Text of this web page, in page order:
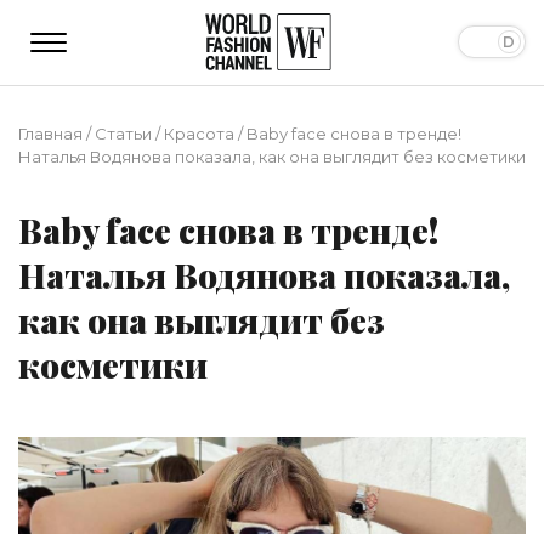
Главная /Статьи /Красота /Baby face снова в тренде!
Наталья Водянова показала, как она выглядит без косметики
Baby face снова в тренде!
Наталья Водянова показала,
как она выглядит без
косметики